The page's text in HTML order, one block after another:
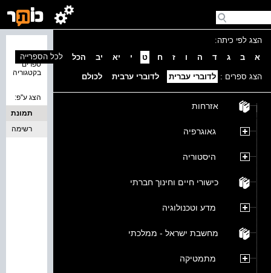
הצג לפי כיתה:
א
ב ג ד ה ו ז ח ט י יא יב הכל
הצג ספרים : לדוברי עברית לדוברי ערבית לכולם
אזרחות
גאוגרפיה
היסטוריה
כישורי חיים וחינוך חברתי
מדע וטכנולוגיה
מחשבת ישראל - ממלכתי
מתמטיקה
ספרים
בקטגוריה
לכל הספרייה
הצג ע''פ:
תמונת
כריכה
רשימה